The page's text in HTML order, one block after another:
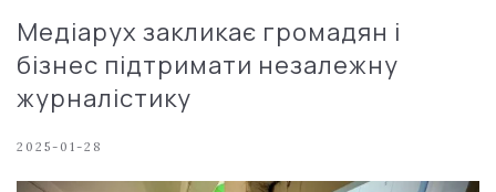
Медіарух закликає громадян і
бізнес підтримати незалежну
журналістику
2025-01-28